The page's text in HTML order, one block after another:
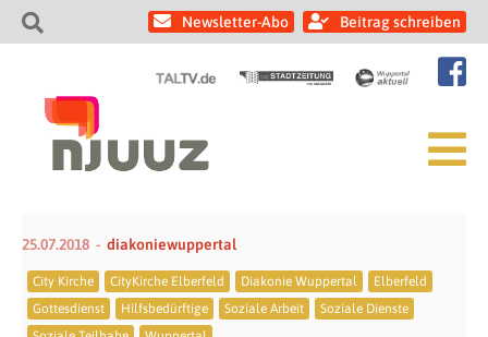
Newsletter-Abo Beitrag schreiben
25.07.2018 diakoniewuppertal
City Kirche CityKirche Elberfeld Diakonie Wuppertal
Elberfeld
Gottesdienst
Hilfsbedürftige Soziale Arbeit
Soziale Dienste